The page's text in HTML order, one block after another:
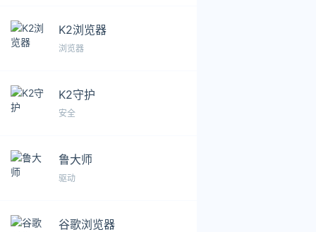
K2浏览器
浏览器
K2守护
安全
鲁大师
驱动
谷歌浏览器